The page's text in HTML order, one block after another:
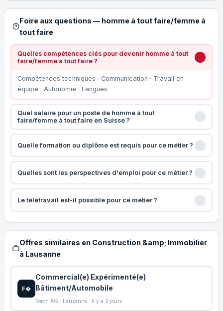
Foire aux questions — homme à tout faire/femme à
tout faire
Quelles compétences clés pour devenir homme à tout
faire/femme à tout faire ?
Compétences techniques · Communication · Travail en
équipe · Autonomie · Langues
Quel salaire pour un poste de homme à tout
faire/femme à tout faire en Suisse ?
Quelle formation ou diplôme est requis pour ce métier ?
Quelles sont les perspectives d'emploi pour ce métier ?
Le télétravail est-il possible pour ce métier ?
Offres similaires en Construction &amp; Immobilier
à Lausanne
F�
Commercial(e) Expérimenté(e)
Bâtiment/Automobile
Förch AG · Lausanne · Il y a 2 jours